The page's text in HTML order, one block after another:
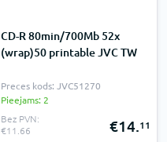
CD-R 80min/700Mb 52x
(wrap)50 printable JVC TW
Preces kods: JVC51270
Pieejams: 2
Bez PVN:
€11.66
€14.11